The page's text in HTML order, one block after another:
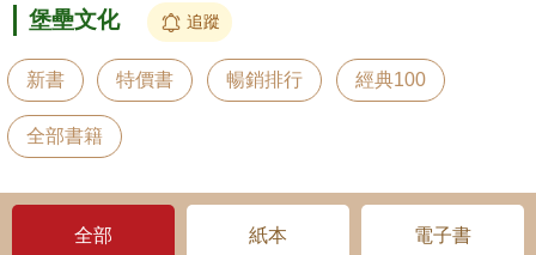
堡壘文化 追蹤
新書 特價書 暢銷排行 經典100
全部書籍
全部 紙本 電子書